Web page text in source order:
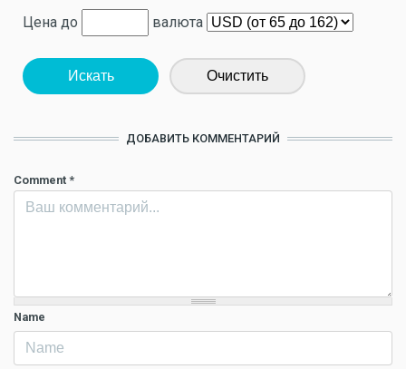
Цена до
валюта
Искать Очистить
ДОБАВИТЬ КОММЕНТАРИЙ
Comment *
Name